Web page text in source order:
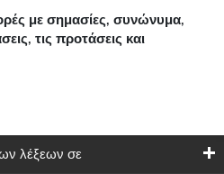
με σημασίες, συνώνυμα,
τις προτάσεις και
λέξεων σε